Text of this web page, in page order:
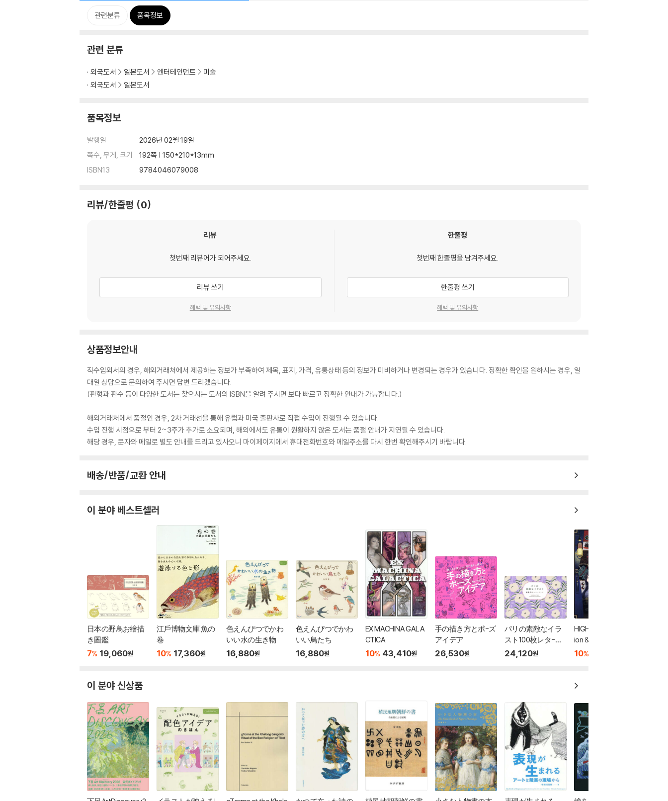
관련분류 품목정보
관련 분류
외국도서 일본도서 엔터테인먼트
미술
외국도서
일본도서
품목정보
발행일
2026년 02월 19일
쪽수, 무게, 크기
192쪽 | 150*210*13mm
ISBN13
9784046079008
리뷰/한줄평 0
리뷰
첫번째 리뷰어가 되어주세요.
리뷰 쓰기
혜택 및 유의사항
한줄평
첫번째 한줄평을 남겨주세요.
한줄평 쓰기
혜택 및 유의사항
상품정보안내
직수입외서의 경우, 해외거래처에서 제공하는 정보가 부족하여 제목, 표지, 가격, 유통상태 등의 정보가 미비하거나 변경되는 경우가 있습니다. 정확한 확인을 원하시는 경우, 일
대일 상담으로 문의하여 주시면 답변 드리겠습니다.
(판형과 판수 등이 다양한 도서는 찾으시는 도서의 ISBN을 알려 주시면 보다 빠르고 정확한 안내가 가능합니다.)
해외거래처에서 품절인 경우, 2차 거래선을 통해 유럽과 미국 출판사로 직접 수입이 진행될 수 있습니다.
수입 진행 시점으로 부터 2~3주가 추가로 소요되며, 해외에서도 유통이 원활하지 않은 도서는 품절 안내가 지연될 수 있습니다.
해당 경우, 문자와 메일로 별도 안내를 드리고 있사오니 마이페이지에서 휴대전화번호와 메일주소를 다시 한번 확인해주시기 바랍니다.
배송/반품/교환 안내
이 분야 베스트셀러
日本の野鳥お繪描
き圖鑑
7% 19,060원
江戶博物文庫 魚の
卷
10% 17,360원
色えんぴつでかわ
いい水の生き物
16,880원
色えんぴつでかわ
いい鳥たち
16,880원
EX MACHINA GALA
CTICA
10% 43,410원
手の描き方とポ-ズ
アイデア
26,530원
パリの素敵なイラ
スト100枚レタ-ブ
ック
24,120원
HIGH CARD -Illustrat
ion & Concept Book
10%
이 분야 신상품